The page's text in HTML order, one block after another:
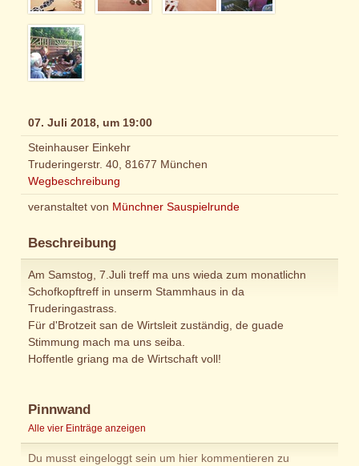
07. Juli 2018, um 19:00
Steinhauser Einkehr
Truderingerstr. 40, 81677 München
Wegbeschreibung
veranstaltet von Münchner Sauspielrunde
Beschreibung
Am Samstog, 7.Juli treff ma uns wieda zum monatlichn
Schofkopftreff in unserm Stammhaus in da
Truderingastrass.
Für d'Brotzeit san de Wirtsleit zuständig, de guade
Stimmung mach ma uns seiba.
Hoffentle griang ma de Wirtschaft voll!
Pinnwand
Alle vier Einträge anzeigen
Du musst eingeloggt sein um hier kommentieren zu